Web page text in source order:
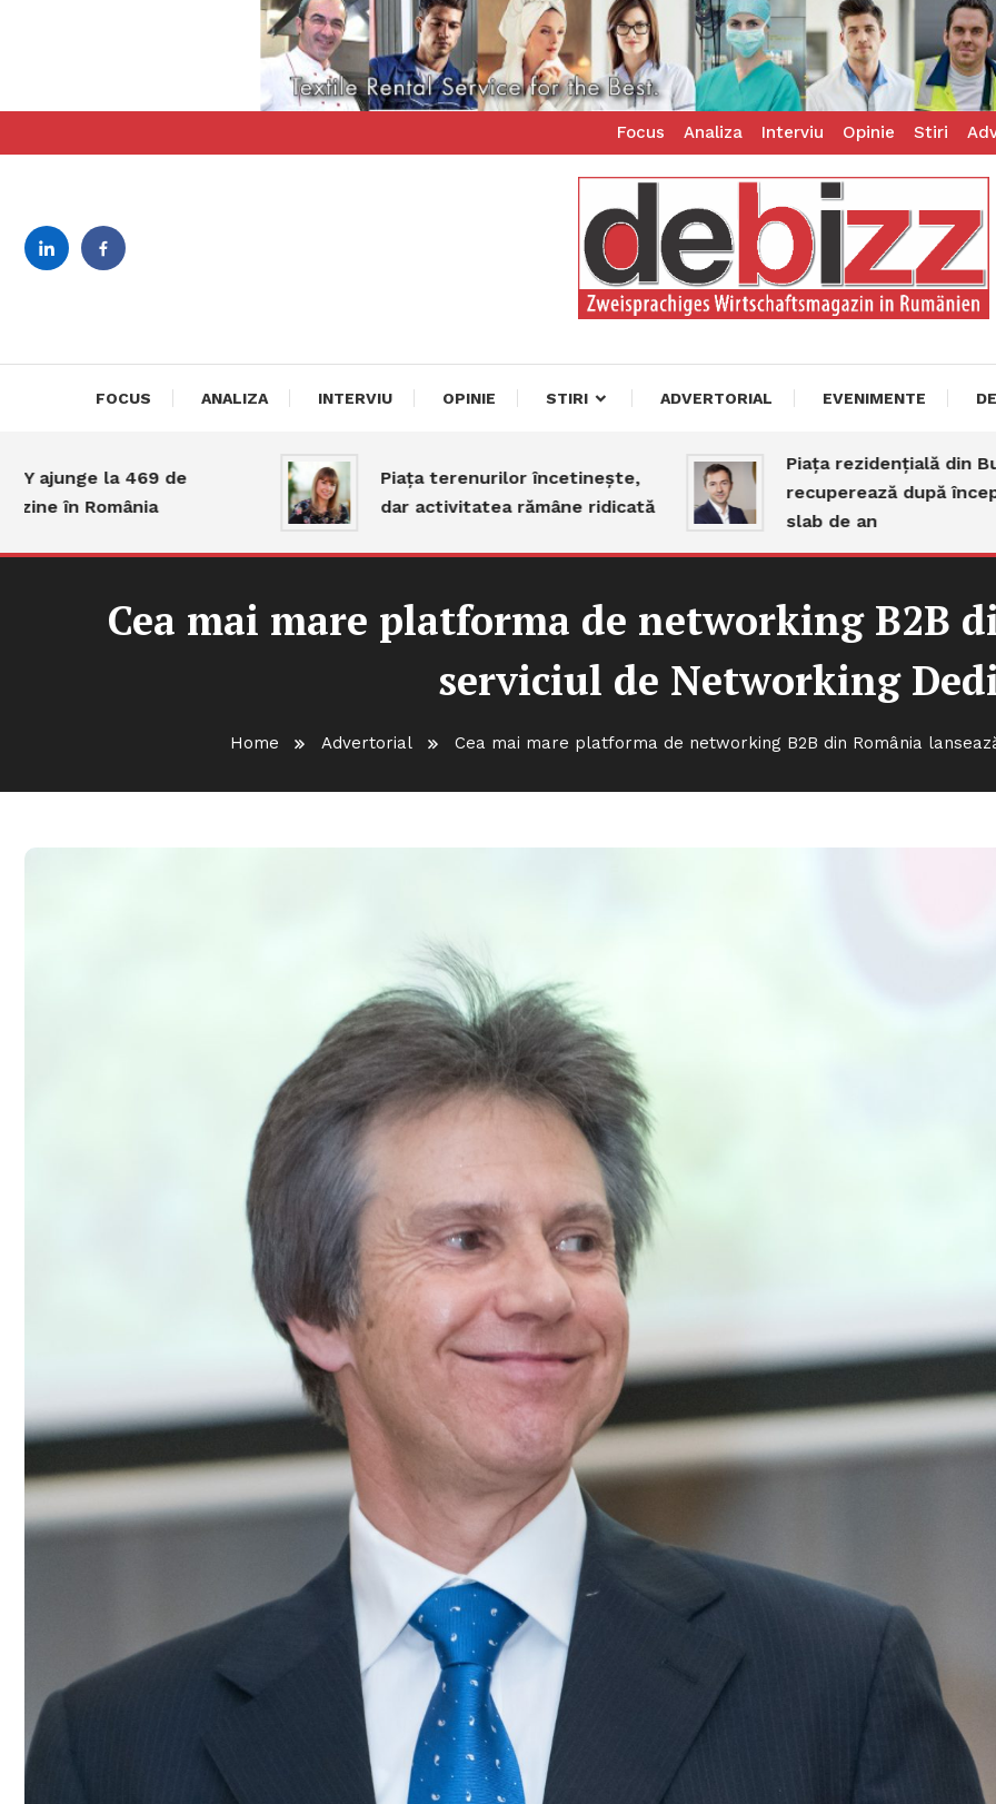
To
Focus Analiza Interviu Opinie Stiri
DeBizz
FOCUS ANALIZA INTERVIU OPINIE STIRI ADVERTORIAL EVENIMENTE
la 469 de
România
Piața terenurilor încetinește,
dar activitatea rămâne ridicată
Piața rezidențială din
recuperează după începutul
slab de an
Cea mai mare platforma de networking B2B
serviciul de Networking
Home Advertorial Cea mai mare platforma de networking B2B din România